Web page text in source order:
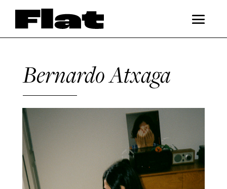
Bernardo Atxaga